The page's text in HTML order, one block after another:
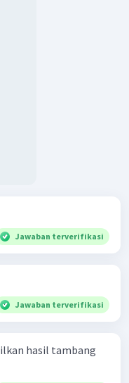
Jawaban terverifikasi
Jawaban terverifikasi
hasil tambang